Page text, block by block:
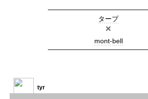
タープ
×
mont-bell
tyr